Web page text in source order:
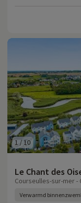
1 / 10
Le Chant des
Courseulles-sur-mer -
Verwarmd